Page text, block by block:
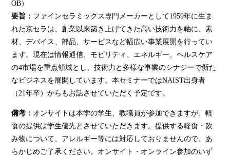
OB）
要旨： ファインセラミックス専門メーカーとして1959年に生ま
れた京セラは、創業以来築き上げてきた高い技術力を軸に、素
材、デバイス、部品、サービスなど幅広い事業展開を行ってい
ます。現在は情報通信、モビリティ、エネルギー、ヘルスケア
の4市場を重点領域とし、技術力と多様な事業のシナジーで新た
なビジネスを展開しています。本セミナーではNAIST出身者
（21年卒）からもお話させていただく予定です。
備考： オンサイトは本学の学生、教職員が参加できますが、軽
食の提供は学生優先とさせていただきます。提供する軽食・飲
み物について、アレルギー等には対応しておりませんので、あ
らかじめご了承ください。オンサイト・オンライン参加のいず